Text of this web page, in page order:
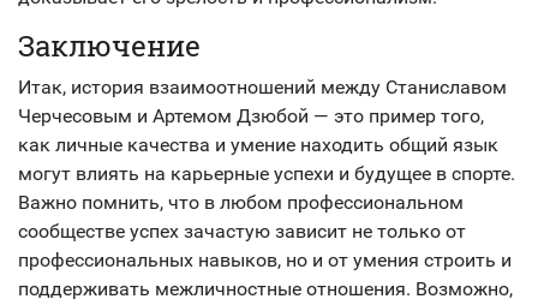
Заключение
Итак, история взаимоотношений между Станиславом
Черчесовым и Артемом Дзюбой — это пример того,
как личные качества и умение находить общий язык
могут влиять на карьерные успехи и будущее в спорте.
Важно помнить, что в любом профессиональном
сообществе успех зачастую зависит не только от
профессиональных навыков, но и от умения строить и
поддерживать межличностные отношения. Возможно,